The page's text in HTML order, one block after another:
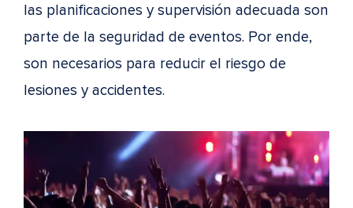
las planificaciones y supervisión adecuada son
parte de la seguridad de eventos. Por ende,
son necesarios para reducir el riesgo de
lesiones y accidentes.